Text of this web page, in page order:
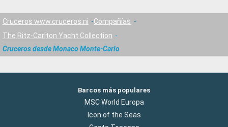
Cruceros www.cruceros.ni
Compañías
The Ritz-Carlton Yacht Collection
Cruceros desde Monaco Monte-Carlo
Barcos más populares
MSC World Europa
Icon of the Seas